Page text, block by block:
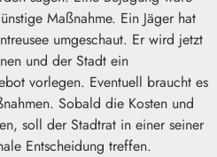
Maßnahme. Ein Jäger hat
umgeschaut. Er wird jetzt
und der Stadt ein
vorlegen. Eventuell braucht es
Sobald die Kosten und
soll der Stadtrat in einer seiner
Entscheidung treffen.